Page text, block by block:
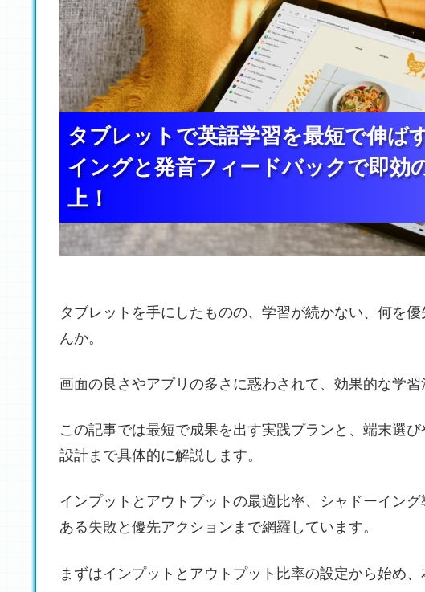
タブレットで英語学習を最短で伸ば
イングと発音フィードバックで即効
上！
タブレットで英語学習を最短で伸ば
イングと発音フィードバックで即効
上！
タブレットで英語学習を最短で伸ば
イングと発音フィードバックで即効
上！
タブレットを手にしたものの、学習が続かない、何を
んか。
画面の良さやアプリの多さに惑わされて、効果的な学
この記事では最短で成果を出す実践プランと、端末選
設計まで具体的に解説します。
インプットとアウトプットの最適比率、シャドーイン
ある失敗と優先アクションまで網羅しています。
まずはインプットとアウトプット比率の設定から始め